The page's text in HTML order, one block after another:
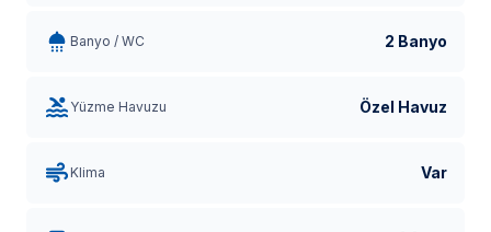
Banyo / WC 2 Banyo
Yüzme Havuzu Özel Havuz
Klima Var